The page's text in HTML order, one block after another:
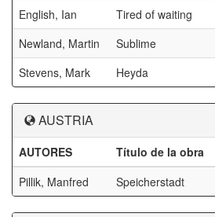
English, Ian
Tired of waiting
Newland, Martin
Sublime
Stevens, Mark
Heyda
AUSTRIA
AUTORES Título de la obra
Pillik, Manfred
Speicherstadt